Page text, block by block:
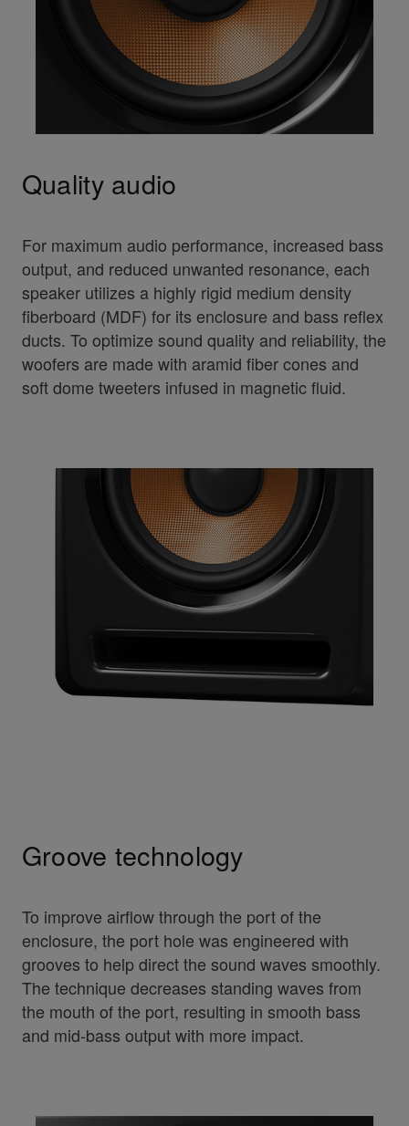
Quality audio
For maximum audio performance, increased bass
output, and reduced unwanted resonance, each
speaker utilizes a highly rigid medium density
fiberboard (MDF) for its enclosure and bass reflex
ducts. To optimize sound quality and reliability, the
woofers are made with aramid fiber cones and
soft dome tweeters infused in magnetic fluid.
Groove technology
To improve airflow through the port of the
enclosure, the port hole was engineered with
grooves to help direct the sound waves smoothly.
The technique decreases standing waves from
the mouth of the port, resulting in smooth bass
and mid-bass output with more impact.